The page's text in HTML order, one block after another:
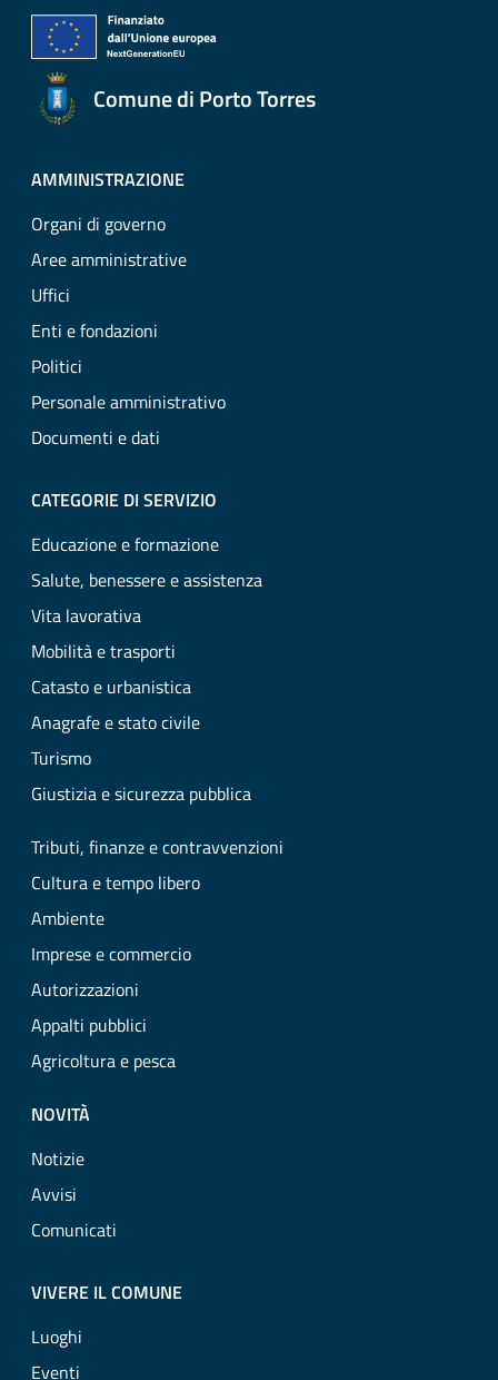
Comune di Porto Torres
AMMINISTRAZIONE
Organi di governo
Aree amministrative
Uffici
Enti e fondazioni
Politici
Personale amministrativo
Documenti e dati
CATEGORIE DI SERVIZIO
Educazione e formazione
Salute, benessere e assistenza
Vita lavorativa
Mobilità e trasporti
Catasto e urbanistica
Anagrafe e stato civile
Turismo
Giustizia e sicurezza pubblica
Tributi, finanze e contravvenzioni
Cultura e tempo libero
Ambiente
Imprese e commercio
Autorizzazioni
Appalti pubblici
Agricoltura e pesca
NOVITÀ
Notizie
Avvisi
Comunicati
VIVERE IL COMUNE
Luoghi
Eventi